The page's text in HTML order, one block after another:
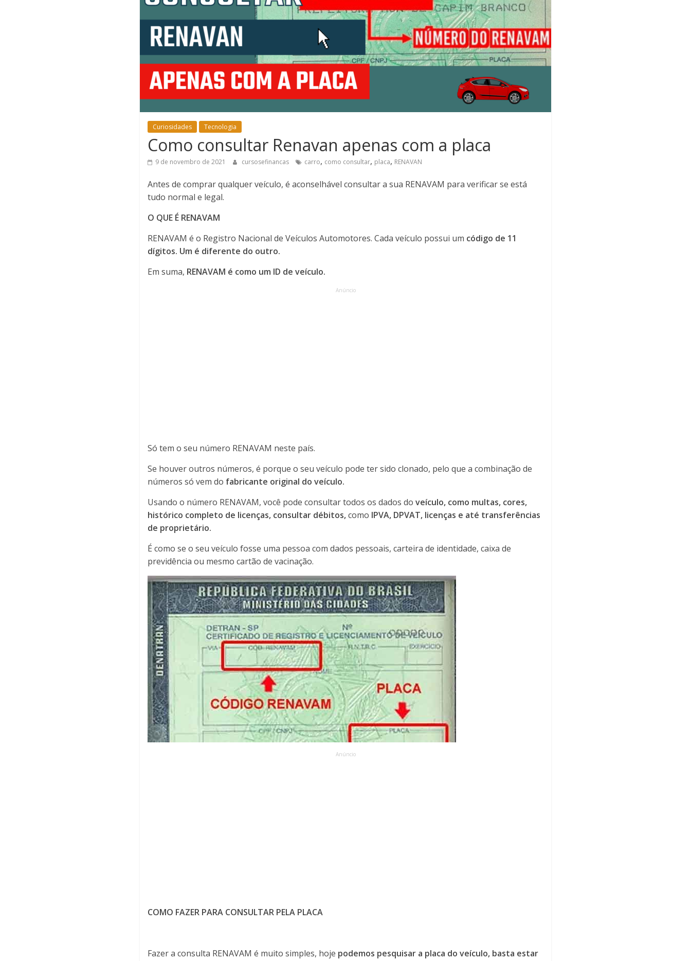
Curiosidades Tecnologia
Como consultar Renavan apenas com a placa
9 de novembro de 2021 cursosefinancas carro, como consultar, placa, RENAVAN
Antes de comprar qualquer veículo, é aconselhável consultar a sua RENAVAM para verificar se está
tudo normal e legal.
O QUE É RENAVAM
RENAVAM é o Registro Nacional de Veículos Automotores. Cada veículo possui um código de 11
dígitos. Um é diferente do outro.
Em suma, RENAVAM é como um ID de veículo.
Anúncio
Só tem o seu número RENAVAM neste país.
Se houver outros números, é porque o seu veículo pode ter sido clonado, pelo que a combinação de
números só vem do fabricante original do veículo.
Usando o número RENAVAM, você pode consultar todos os dados do veículo, como multas, cores,
histórico completo de licenças, consultar débitos,como IPVA, DPVAT, licenças e até transferências
de proprietário.
É como se o seu veículo fosse uma pessoa com dados pessoais, carteira de identidade, caixa de
previdência ou mesmo cartão de vacinação.
Anúncio
COMO FAZER PARA CONSULTAR PELA PLACA
Fazer a consulta RENAVAM é muito simples, hoje podemos pesquisar a placa do veículo, basta estar